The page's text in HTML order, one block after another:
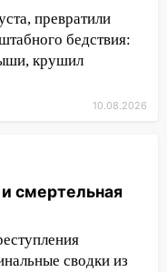
«нового»
«Вольво»
упали
в
превратили
бедствия:
крушил
10.08.2026
смертельная
сводки из